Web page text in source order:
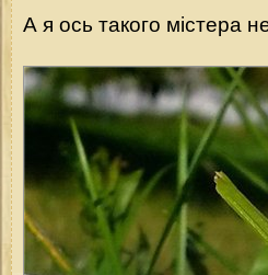
А я ось такого містера